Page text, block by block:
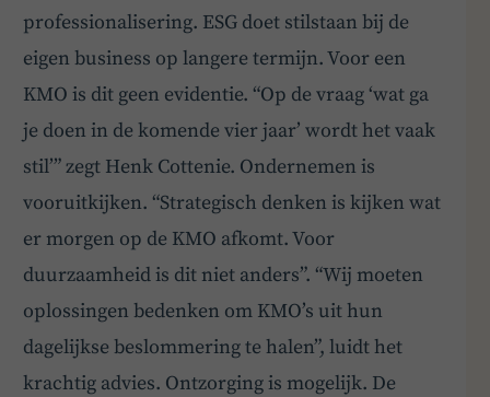
professionalisering. ESG doet stilstaan bij de
eigen business op langere termijn. Voor een
KMO is dit geen evidentie. “Op de vraag ‘wat ga
je doen in de komende vier jaar’ wordt het vaak
stil’” zegt Henk Cottenie. Ondernemen is
vooruitkijken. “Strategisch denken is kijken wat
er morgen op de KMO afkomt. Voor
duurzaamheid is dit niet anders”. “Wij moeten
oplossingen bedenken om KMO’s uit hun
dagelijkse beslommering te halen”, luidt het
krachtig advies. Ontzorging is mogelijk. De